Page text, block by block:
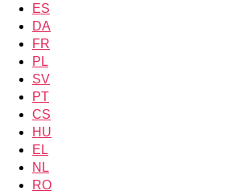
ES
DA
FR
PL
SV
PT
CS
HU
EL
NL
RO